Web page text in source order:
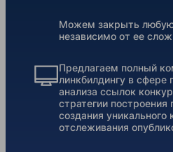
Можем закрыть любую
независимо от ее
Предлагаем полный
линкбилдингу в сфере
анализа ссылок
стратегии
создания уникального
отслеживания